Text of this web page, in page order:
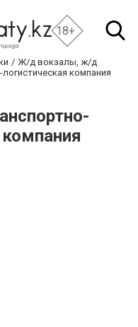
18+
Ж/д вокзалы, ж/д
компания